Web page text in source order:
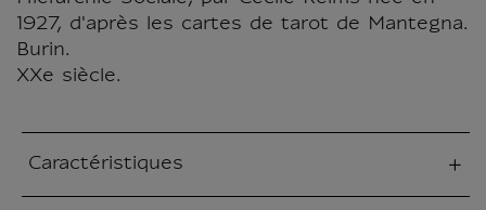
1927, d'après les cartes de tarot de Mantegna.
Burin.
XXe siècle.
Caractéristiques